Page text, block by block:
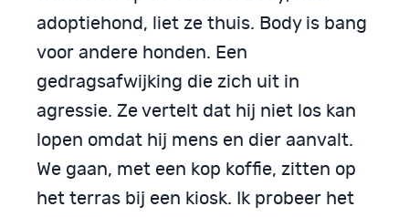
adoptiehond, liet ze thuis. Body is bang
voor andere honden. Een
gedragsafwijking die zich uit in
agressie. Ze vertelt dat hij niet los kan
lopen omdat hij mens en dier aanvalt.
We gaan, met een kop koffie, zitten op
het terras bij een kiosk. Ik probeer het